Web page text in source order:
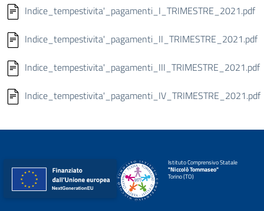
Indice_tempestivita'_pagamenti_I_TRIMESTRE_2021.pdf
Indice_tempestivita'_pagamenti_II_TRIMESTRE_2021.pdf
Indice_tempestivita'_pagamenti_III_TRIMESTRE_2021.pdf
Indice_tempestivita'_pagamenti_IV_TRIMESTRE_2021.pdf
Istituto Comprensivo Statale
"Niccolò Tommaseo"
Torino (TO)